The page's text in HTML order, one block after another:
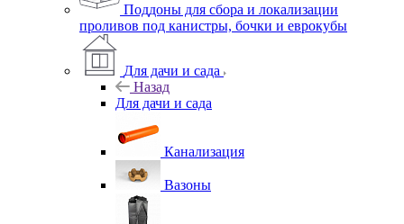
Поддоны для сбора и локализации
проливов под канистры, бочки и еврокубы
Для дачи и сада
Назад
Для дачи и сада
Канализация
Вазоны